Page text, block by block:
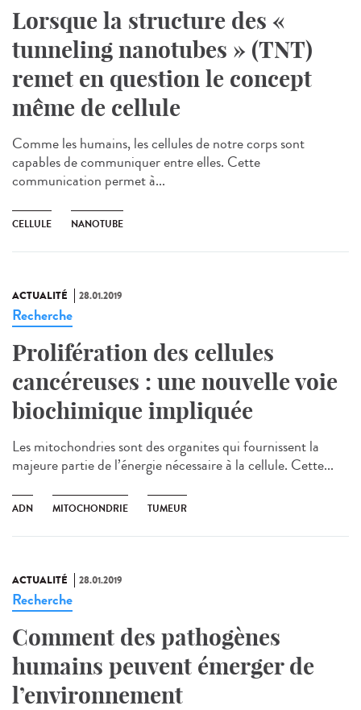
Lorsque la structure des «
tunneling nanotubes » (TNT)
remet en question le concept
même de cellule
Comme les humains, les cellules de notre corps sont
capables de communiquer entre elles. Cette
communication permet à...
CELLULE NANOTUBE
ACTUALITÉ 28.01.2019
Recherche
Prolifération des cellules
cancéreuses : une nouvelle voie
biochimique impliquée
Les mitochondries sont des organites qui fournissent la
majeure partie de l’énergie nécessaire à la cellule. Cette...
ADN MITOCHONDRIE TUMEUR
ACTUALITÉ 28.01.2019
Recherche
Comment des pathogènes
humains peuvent émerger de
l’environnement